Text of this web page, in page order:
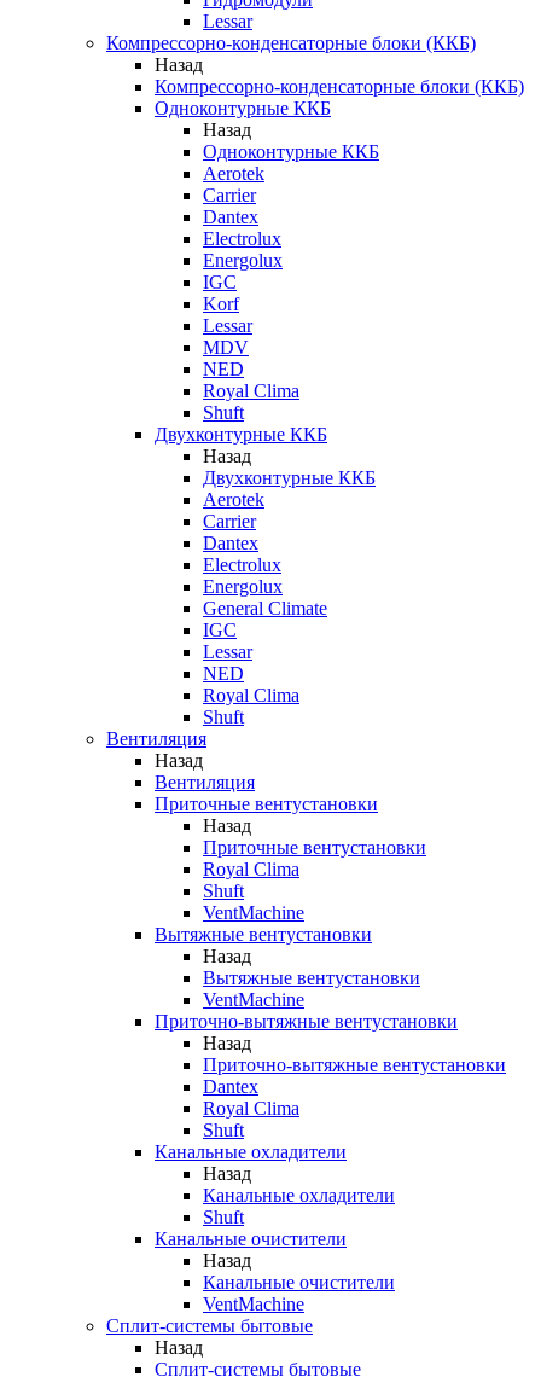
Lessar
Компрессорно-конденсаторные блоки (ККБ)
Назад
Компрессорно-конденсаторные блоки (ККБ)
Одноконтурные ККБ
Назад
Одноконтурные ККБ
Aerotek
Carrier
Dantex
Electrolux
Energolux
IGC
Korf
Lessar
MDV
NED
Royal Clima
Shuft
Двухконтурные ККБ
Назад
Двухконтурные ККБ
Aerotek
Carrier
Dantex
Electrolux
Energolux
General Climate
IGC
Lessar
NED
Royal Clima
Shuft
Вентиляция
Назад
Вентиляция
Приточные вентустановки
Назад
Приточные вентустановки
Royal Clima
Shuft
VentMachine
Вытяжные вентустановки
Назад
Вытяжные вентустановки
VentMachine
Приточно-вытяжные вентустановки
Назад
Приточно-вытяжные вентустановки
Dantex
Royal Clima
Shuft
Канальные охладители
Назад
Канальные охладители
Shuft
Канальные очистители
Назад
Канальные очистители
VentMachine
Сплит-системы бытовые
Назад
Сплит-системы бытовые